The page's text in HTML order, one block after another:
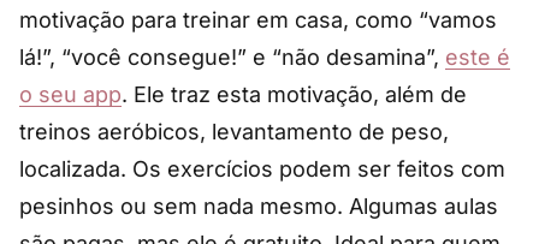
motivação para treinar em casa, como “vamos
lá!”, “você consegue!” e “não desamina”, este é
o seu app. Ele traz esta motivação, além de
treinos aeróbicos, levantamento de peso,
localizada. Os exercícios podem ser feitos com
pesinhos ou sem nada mesmo. Algumas aulas